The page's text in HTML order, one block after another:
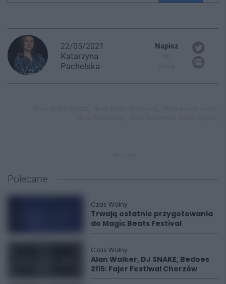
22/05/2021
Katarzyna
Pachelska
Napisz
Polecane
Czas Wolny
Trwają ostatnie przygotowania
do Magic Beats Festival
Czas Wolny
Alan Walker, DJ SNAKE, Bedoes
2115: Fajer Festiwal Chorzów